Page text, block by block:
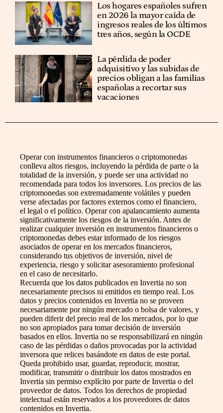
Los hogares españoles sufren
en 2026 la mayor caída de
ingresos reales de los últimos
tres años, según la OCDE
La pérdida de poder
adquisitivo y las subidas de
precios obligan a las familias
españolas a recortar sus
vacaciones
Operar con instrumentos financieros o criptomonedas
conlleva altos riesgos, incluyendo la pérdida de parte o la
totalidad de la inversión, y puede ser una actividad no
recomendada para todos los inversores. Los precios de las
criptomonedas son extremadamente volátiles y pueden
verse afectadas por factores externos como el financiero,
el legal o el político. Operar con apalancamiento aumenta
significativamente los riesgos de la inversión. Antes de
realizar cualquier inversión en instrumentos financieros o
criptomonedas debes estar informado de los riesgos
asociados de operar en los mercados financieros,
considerando tus objetivos de inversión, nivel de
experiencia, riesgo y solicitar asesoramiento profesional
en el caso de necesitarlo.
Recuerda que los datos publicados en Invertia no son
necesariamente precisos ni emitidos en tiempo real. Los
datos y precios contenidos en Invertia no se proveen
necesariamente por ningún mercado o bolsa de valores, y
pueden diferir del precio real de los mercados, por lo que
no son apropiados para tomar decisión de inversión
basados en ellos. Invertia no se responsabilizará en ningún
caso de las pérdidas o daños provocadas por la actividad
inversora que relices basándote en datos de este portal.
Queda prohibido usar, guardar, reproducir, mostrar,
modificar, transmitir o distribuir los datos mostrados en
Invertia sin permiso explícito por parte de Invertia o del
proveedor de datos. Todos los derechos de propiedad
intelectual están reservados a los proveedores de datos
contenidos en Invertia.